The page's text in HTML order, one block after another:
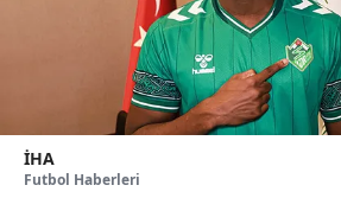
İHA
Futbol Haberleri